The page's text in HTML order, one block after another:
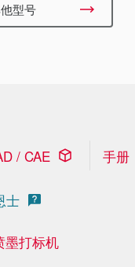
型号
/ CAE 手册
士
墨打标机